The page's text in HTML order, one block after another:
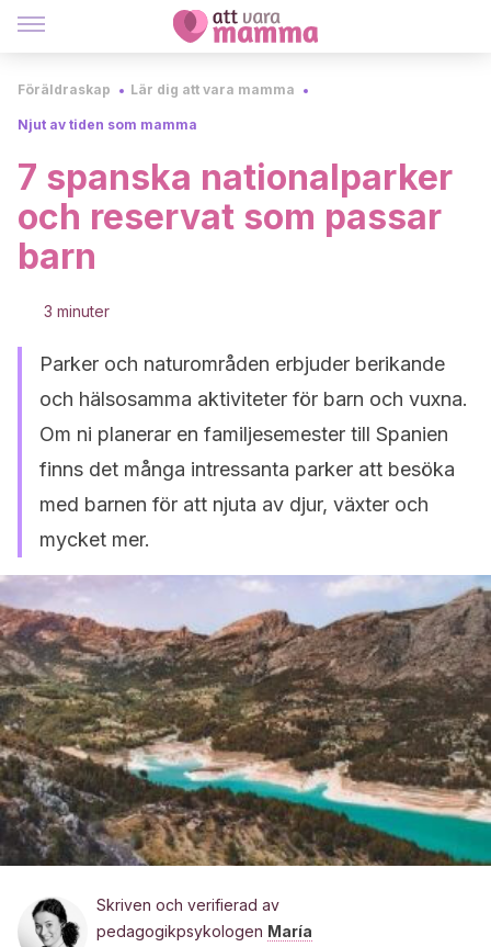
Föräldraskap Lär dig att vara mamma
Njut av tiden som mamma
7 spanska nationalparker
och reservat som passar
barn
3 minuter
Parker och naturområden erbjuder berikande
och hälsosamma aktiviteter för barn och vuxna.
Om ni planerar en familjesemester till Spanien
finns det många intressanta parker att besöka
med barnen för att njuta av djur, växter och
mycket mer.
Skriven och verifierad av
pedagogikpsykologen María